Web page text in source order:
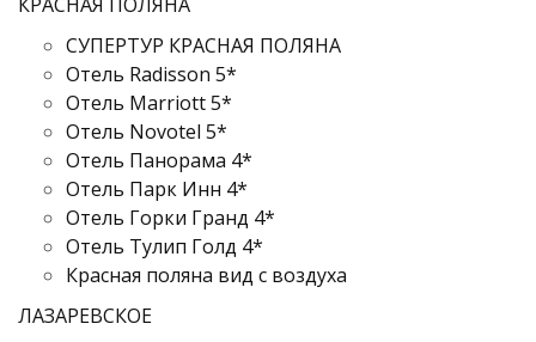
СУПЕРТУР КРАСНАЯ ПОЛЯНА
Отель Radisson 5*
Отель Marriott 5*
Отель Novotel 5*
Отель Панорама 4*
Отель Парк Инн 4*
Отель Горки Гранд 4*
Отель Тулип Голд 4*
Красная поляна вид с воздуха
ЛАЗАРЕВСКОЕ